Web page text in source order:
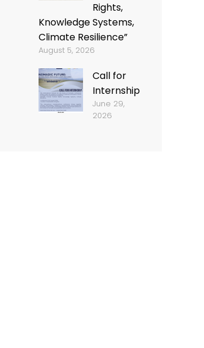
Rights,
Knowledge Systems,
Climate Resilience”
August 5, 2026
Call for
Internship
June 29,
2026